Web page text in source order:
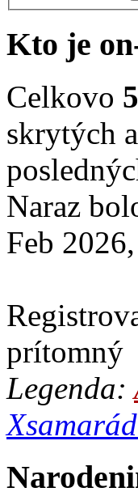
Kto je
Celkovo
skrytých
Naraz
Feb
prítomný
Legenda: